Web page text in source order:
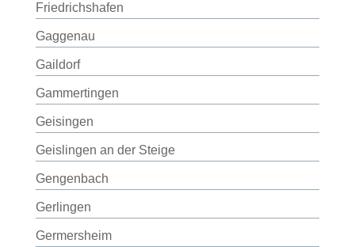
Friedrichshafen
Gaggenau
Gaildorf
Gammertingen
Geisingen
Geislingen an der Steige
Gengenbach
Gerlingen
Germersheim